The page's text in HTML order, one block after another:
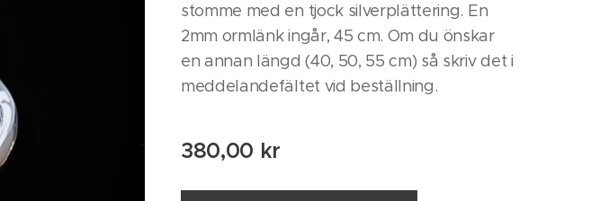
stomme med en tjock silverplättering. En
2mm ormlänk ingår, 45 cm. Om du önskar
en annan längd (40, 50, 55 cm) så skriv det i
meddelandefältet vid beställning.
380,00 kr